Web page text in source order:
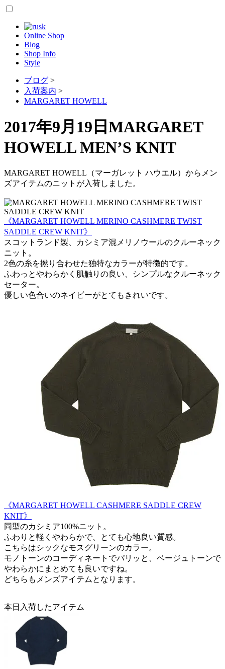
Online Shop
Blog
Shop Info
Style
ブログ >
入荷案内 >
MARGARET HOWELL
2017年9月19日 MARGARET
HOWELL MEN’S KNIT
MARGARET HOWELL（マーガレット ハウエル）からメン
ズアイテムのニットが入荷しました。
《MARGARET HOWELL MERINO CASHMERE TWIST
SADDLE CREW KNIT》
スコットランド製、カシミア混メリノウールのクルーネック
ニット。
2色の糸を撚り合わせた独特なカラーが特徴的です。
ふわっとやわらかく肌触りの良い、シンプルなクルーネック
セーター。
優しい色合いのネイビーがとてもきれいです。
《MARGARET HOWELL CASHMERE SADDLE CREW
KNIT》
同型のカシミア100%ニット。
ふわりと軽くやわらかで、とても心地良い質感。
こちらはシックなモスグリーンのカラー。
モノトーンのコーディネートでパリッと、ベージュトーンで
やわらかにまとめても良いですね。
どちらもメンズアイテムとなります。
本日入荷したアイテム